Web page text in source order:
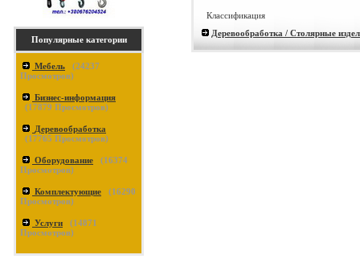
Популярные категории
Мебель (24237
Просмотров)
Бизнес-информация
(17879 Просмотров)
Деревообработка
(17765 Просмотров)
Оборудование (16374
Просмотров)
Комплектующие (16290
Просмотров)
Услуги (14871
Просмотров)
Классификация
Деревообработка / Столярные